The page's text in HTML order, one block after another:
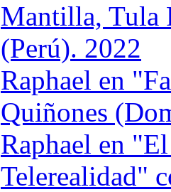
Mantilla, Tula
(Perú). 2022
Raphael en
Quiñones
Raphael en
Telerealidad"